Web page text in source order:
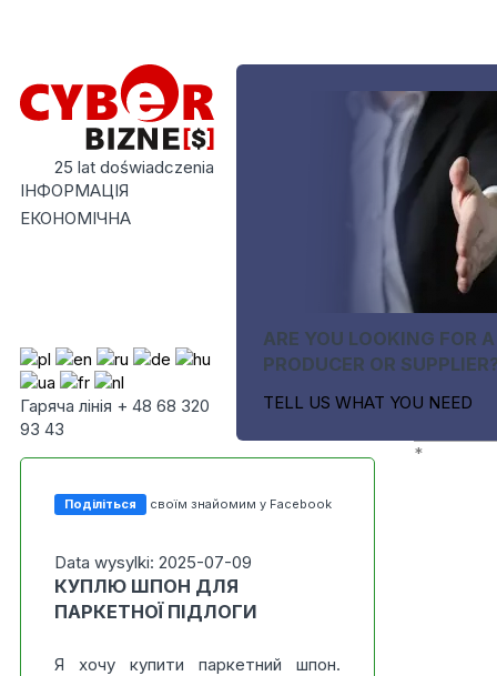
25 lat doświadczenia
ІНФОРМАЦІЯ
ЕКОНОМІЧНА
Гаряча лінія + 48 68 320
93 43
ARE YOU LOOKING FOR A
PRODUCER OR
TELL US WHAT YOU NEED
Поділіться своїм знайомим у Facebook
Data wysylki: 2025-07-09
КУПЛЮ ШПОН ДЛЯ
ПАРКЕТНОЇ ПІДЛОГИ
Я хочу купити паркетний шпон.
*